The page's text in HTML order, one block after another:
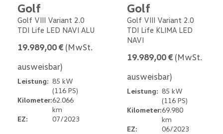
Golf
Golf VIII Variant 2.0
TDI Life LED NAVI ALU
19.989,00 € (MwSt.
ausweisbar)
Leistung: 85 kW
(116 PS)
Kilometer:62.066
km
EZ:
07/2023
Golf
Golf VIII Variant 2.0
TDI Life KLIMA LED
NAVI
19.989,00 € (MwSt.
ausweisbar)
Leistung: 85 kW
(116 PS)
Kilometer:69.980
km
EZ:
06/2023